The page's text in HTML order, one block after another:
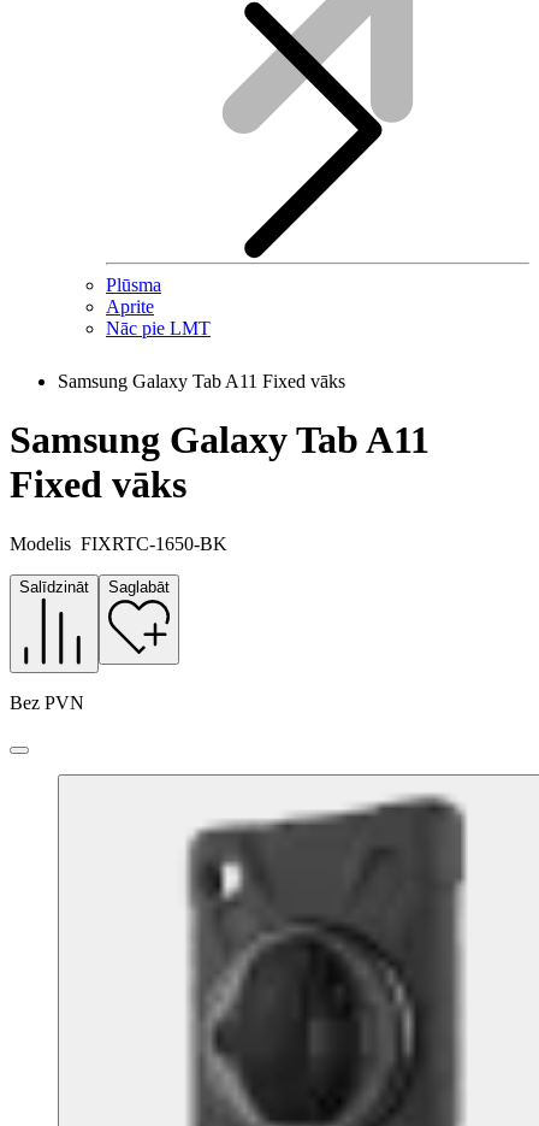
Plūsma
Aprite
Nāc pie LMT
Samsung Galaxy Tab A11 Fixed vāks
Samsung Galaxy Tab A11
Fixed vāks
Modelis FIXRTC-1650-BK
Salīdzināt Saglabāt
Bez PVN